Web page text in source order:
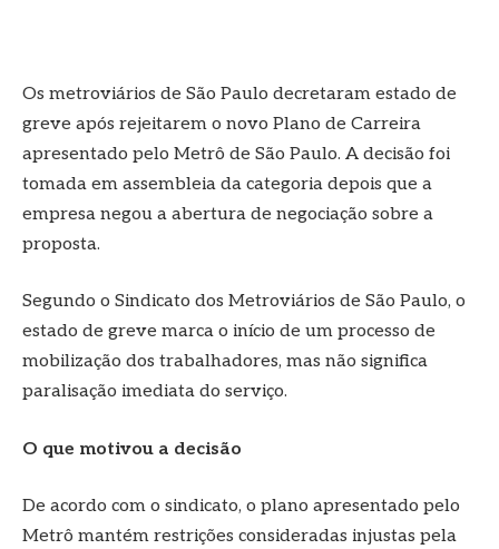
Os metroviários de São Paulo decretaram estado de
greve após rejeitarem o novo Plano de Carreira
apresentado pelo Metrô de São Paulo. A decisão foi
tomada em assembleia da categoria depois que a
empresa negou a abertura de negociação sobre a
proposta.
Segundo o Sindicato dos Metroviários de São Paulo, o
estado de greve marca o início de um processo de
mobilização dos trabalhadores, mas não significa
paralisação imediata do serviço.
O que motivou a decisão
De acordo com o sindicato, o plano apresentado pelo
Metrô mantém restrições consideradas injustas pela